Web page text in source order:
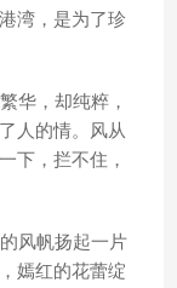
湾，是为了珍
华，却纯粹，
人的情。风从
下，拦不住，
风帆扬起一片
嫣红的花蕾绽